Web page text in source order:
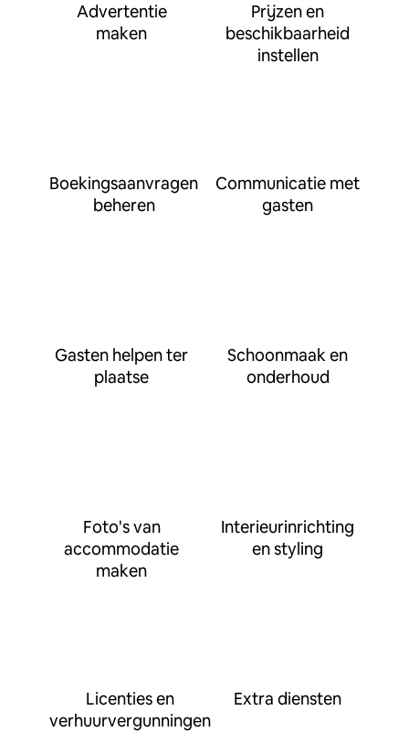
Advertentie
maken
Prijzen en
beschikbaarheid
instellen
Boekingsaanvragen
beheren
Communicatie met
gasten
Gasten helpen ter
plaatse
Schoonmaak en
onderhoud
Foto's van
accommodatie
maken
Interieurinrichting
en styling
Licenties en
verhuurvergunningen
Extra diensten